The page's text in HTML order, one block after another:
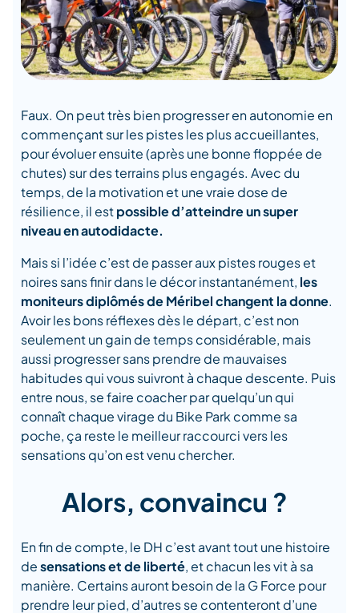
Faux. On peut très bien progresser en autonomie en
commençant sur les pistes les plus accueillantes,
pour évoluer ensuite (après une bonne floppée de
chutes) sur des terrains plus engagés. Avec du
temps, de la motivation et une vraie dose de
résilience, il estpossible d’atteindre un super
niveau en autodidacte.
Mais si l’idée c’est de passer aux pistes rouges et
noires sans finir dans le décor instantanément, les
moniteurs diplômés de Méribel changent la donne.
Avoir les bons réflexes dès le départ, c’est non
seulement un gain de temps considérable, mais
aussi progresser sans prendre de mauvaises
habitudes qui vous suivront à chaque descente. Puis
entre nous, se faire coacher par quelqu’un qui
connaît chaque virage du Bike Park comme sa
poche, ça reste le meilleur raccourci vers les
sensations qu’on est venu chercher.
Alors, convaincu ?
En fin de compte, le DH c’est avant tout une histoire
desensations et de liberté, et chacun les vit à sa
manière. Certains auront besoin de la G Force pour
prendre leur pied, d’autres se contenteront d’une